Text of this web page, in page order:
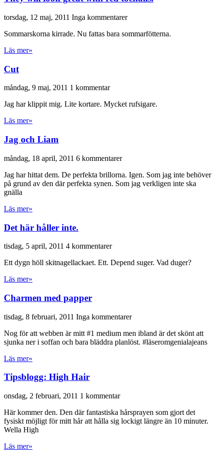
torsdag, 12 maj, 2011 Inga kommentarer
Sommarskorna kirrade. Nu fattas bara sommarfötterna.
Läs mer»
Cut
måndag, 9 maj, 2011 1 kommentar
Jag har klippit mig. Lite kortare. Mycket rufsigare.
Läs mer»
Jag och Liam
måndag, 18 april, 2011 6 kommentarer
Jag har hittat dem. De perfekta brillorna. Igen. Som jag inte behöver
på grund av den där perfekta synen. Som jag verkligen inte ska
gnälla
Läs mer»
Det här håller inte.
tisdag, 5 april, 2011 4 kommentarer
Ett dygn höll skitnagellackaet. Ett. Depend suger. Vad duger?
Läs mer»
Charmen med papper
tisdag, 8 februari, 2011 Inga kommentarer
Nog för att webben är mitt #1 medium men ibland är det skönt att
sjunka ner i soffan och bara bläddra planlöst. #läseromgenialajeans
Läs mer»
Tipsblogg: High Hair
onsdag, 2 februari, 2011 1 kommentar
Här kommer den. Den där fantastiska hårsprayen som gjort det
fysiskt möjligt för mitt hår att hålla sig lockigt längre än 10 minuter.
Wella High
Läs mer»